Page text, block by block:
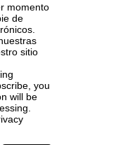
momento
de
sitio
you
will be